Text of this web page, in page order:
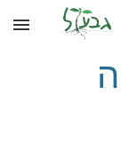
Skip to main